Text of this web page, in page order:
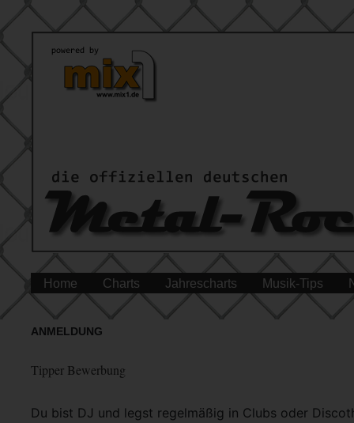
Home Charts Jahrescharts Musik-Tips
ANMELDUNG
Tipper Bewerbung
Du bist DJ und legst regelmäßig in Clubs oder
Mehr Info